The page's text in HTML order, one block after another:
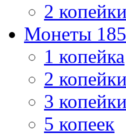
2 копейки
Монеты
1 копейка
2 копейки
3 копейки
5 копеек